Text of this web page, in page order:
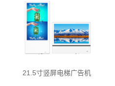
21.5寸竖屏电梯广告机